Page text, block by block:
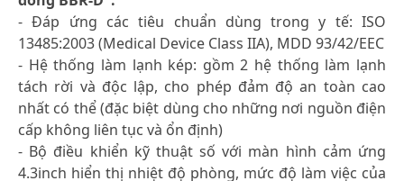
- Đáp ứng các tiêu chuẩn dùng trong y tế: ISO
13485:2003 (Medical Device Class IIA), MDD 93/42/EEC
- Hệ thống làm lạnh kép: gồm 2 hệ thống làm lạnh
tách rời và độc lập, cho phép đảm độ an toàn cao
nhất có thể (đặc biệt dùng cho những nơi nguồn điện
cấp không liên tục và ổn định)
- Bộ điều khiển kỹ thuật số với màn hình cảm ứng
4.3inch hiển thị nhiệt độ phòng, mức độ làm việc của